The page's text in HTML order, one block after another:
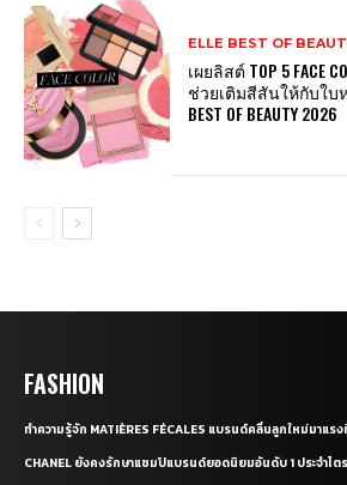
ELLE BEST OF
เผยลิสต์ TOP 5 FACE
ช่วยเติมสีสันให้กับใบ
BEST OF BEAUTY 2026
FASHION
ทำความรู้จัก MATIÈRES FÉCALES แบรนด์คลื่นลูกใหม่มาแรง
CHANEL ยังคงรักษาแชมป์แบรนด์ยอดนิยมอันดับ 1 ประจำไ